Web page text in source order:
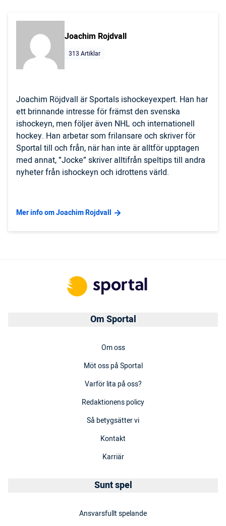
Joachim Rojdvall
313 Artiklar
Joachim Röjdvall är Sportals ishockeyexpert. Han har
ett brinnande intresse för främst den svenska
ishockeyn, men följer även NHL och internationell
hockey. Han arbetar som frilansare och skriver för
Sportal till och från, när han inte är alltför upptagen
med annat, ”Jocke” skriver alltifrån speltips till andra
nyheter från ishockeyn och idrottens värld.
Mer info om Joachim Rojdvall
Om Sportal
Om oss
Möt oss på Sportal
Varför lita på oss?
Redaktionens policy
Så betygsätter vi
Kontakt
Karriär
Sunt spel
Ansvarsfullt spelande